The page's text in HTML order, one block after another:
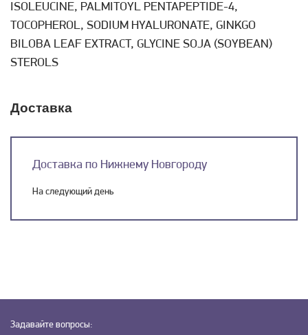
ISOLEUCINE, PALMITOYL PENTAPEPTIDE-4,
TOCOPHEROL, SODIUM HYALURONATE, GINKGO
BILOBA LEAF EXTRACT, GLYCINE SOJA (SOYBEAN)
STEROLS
Доставка
Доставка по Нижнему Новгороду
На следующий день
Задавайте вопросы: